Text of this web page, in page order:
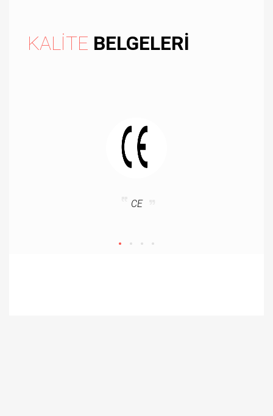
KALİTE BELGELERİ
CE